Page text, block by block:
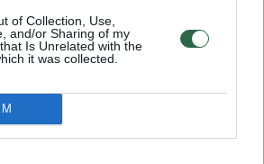
of Collection, Use,
and/or Sharing of my
Is Unrelated with the
it was collected.